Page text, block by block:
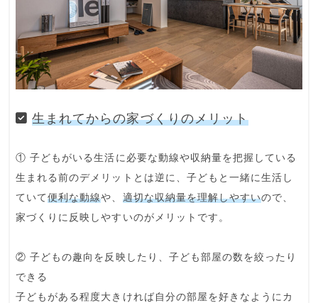
生まれてからの家づくりのメリット
① 子どもがいる生活に必要な動線や収納量を把握している
生まれる前のデメリットとは逆に、子どもと一緒に生活し
ていて便利な動線や、 適切な収納量を理解しやすいので、
家づくりに反映しやすいのがメリットです。
② 子どもの趣向を反映したり、子ども部屋の数を絞ったり
できる
子どもがある程度大きければ自分の部屋を好きなようにカ